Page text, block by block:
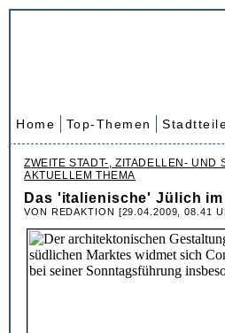
Home Top-Themen
ZWEITE STADT-, ZITADELLEN-
AKTUELLEM THEMA
Das 'italienische' Jülich
VON REDAKTION [29.04.2009, 08.41